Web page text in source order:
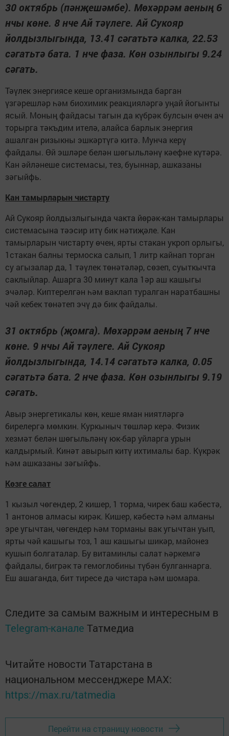
30 октябрь (пәнҗешәмбе). Мөхәррәм аеның 6
нчы көне. 8 нче Ай тәүлеге. Ай Сукояр
йолдызлыгында, 13.41 сәгатьтә калка, 22.53
сәгатьтә бата. 1 нче фаза. Көн озынлыгы 9.24
сәгать.
Тәүлек энергиясе кеше организмында барган
үзгәрешләр һәм биохимик реакцияләргә уңай йогынты
ясый. Моның файдасы тагын да күбрәк булсын өчен ач
торырга тәкъдим ителә, алайса барлык энергия
ашалган ризыкны эшкәртүгә китә. Мунча керү
файдалы. Өй эшләре белән шөгыльләнү кәефне күтәрә.
Кан әйләнеше системасы, тез, буыннар, ашказаны
зәгыйфь.
Кан тамырларын чистарту
Ай Сукояр йолдызлыгында чакта йөрәк-кан тамырлары
системасына тәэсир итү бик нәтиҗәле. Кан
тамырларын чистарту өчен, ярты стакан укроп орлыгы,
1стакан балны термоска салып, 1 литр кайнап торган
су агызалар да, 1 тәүлек төнәтәләр, сөзеп, суыткычта
саклыйлар. Ашарга 30 минут кала 1әр аш кашыгы
эчәләр. Киптерелгән һәм ваклап туралган наратбашны
чәй кебек төнәтеп эчү дә бик файдалы.
31 октябрь (җомга). Мөхәррәм аеның 7 нче
көне. 9 нчы Ай тәүлеге. Ай Сукояр
йолдызлыгында, 14.14 сәгатьтә калка, 0.05
сәгатьтә бата. 2 нче фаза. Көн озынлыгы 9.19
сәгать.
Авыр энергетикалы көн, кеше яман ниятләргә
бирелергә мөмкин. Куркыныч төшләр керә. Физик
хезмәт белән шөгыльләнү юк-бар уйларга урын
калдырмый. Кинәт авырып китү ихтималы бар. Күкрәк
һәм ашказаны зәгыйфь.
Көзге салат
1 кызыл чөгендер, 2 кишер, 1 торма, чирек баш кәбестә,
1 антонов алмасы кирәк. Кишер, кәбестә һәм алманы
эре угычтан, чөгендер һәм торманы вак угычтан уып,
ярты чәй кашыгы тоз, 1 аш кашыгы шикәр, майонез
кушып болгаталар. Бу витаминлы салат һәркемгә
файдалы, бигрәк тә гемоглобины түбән булганнарга.
Еш ашаганда, бит тиресе дә чистара һәм шомара.
Следите за самым важным и интересным в
Telegram-канале Татмедиа
Читайте новости Татарстана в
национальном мессенджере MАХ:
https://max.ru/tatmedia
Перейти на страницу новости